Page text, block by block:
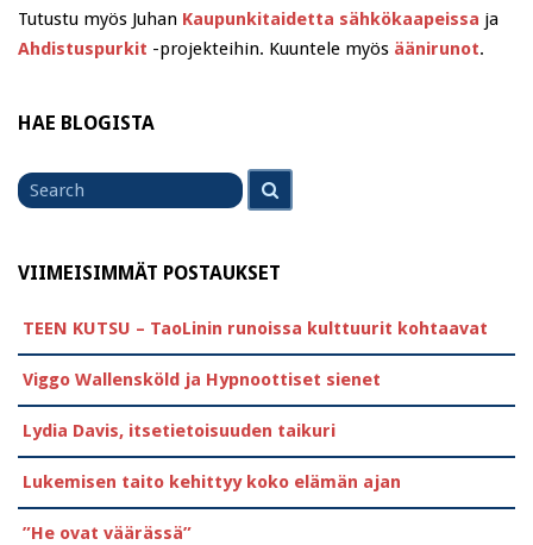
Tutustu myös Juhan Kaupunkitaidetta sähkökaapeissa ja
Ahdistuspurkit -projekteihin. Kuuntele myös äänirunot.
HAE BLOGISTA
Search
for
VIIMEISIMMÄT POSTAUKSET
TEEN KUTSU – TaoLinin runoissa kulttuurit kohtaavat
Viggo Wallensköld ja Hypnoottiset sienet
Lydia Davis, itsetietoisuuden taikuri
Lukemisen taito kehittyy koko elämän ajan
”He ovat väärässä”